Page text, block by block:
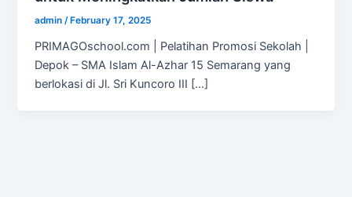
admin/ February 17, 2025
PRIMAGOschool.com | Pelatihan Promosi Sekolah |
Depok – SMA Islam Al-Azhar 15 Semarang yang
berlokasi di Jl. Sri Kuncoro III […]